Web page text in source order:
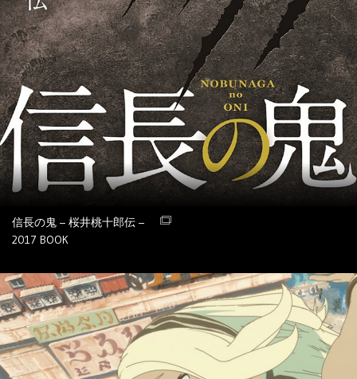
信長の鬼 – 桜井桃十郎伝 –
2017 BOOK